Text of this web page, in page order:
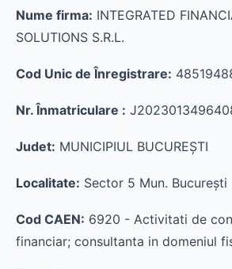
Nume firma: INTEGRATED
SOLUTIONS S.R.L.
Cod Unic de Înregistrare:
Nr. Înmatriculare :
Judet: MUNICIPIUL BUCUREŞTI
Localitate: Sector 5 Mun. Bucureşti
Cod CAEN: 6920 - Activitati de
financiar; consultanta in domeniul